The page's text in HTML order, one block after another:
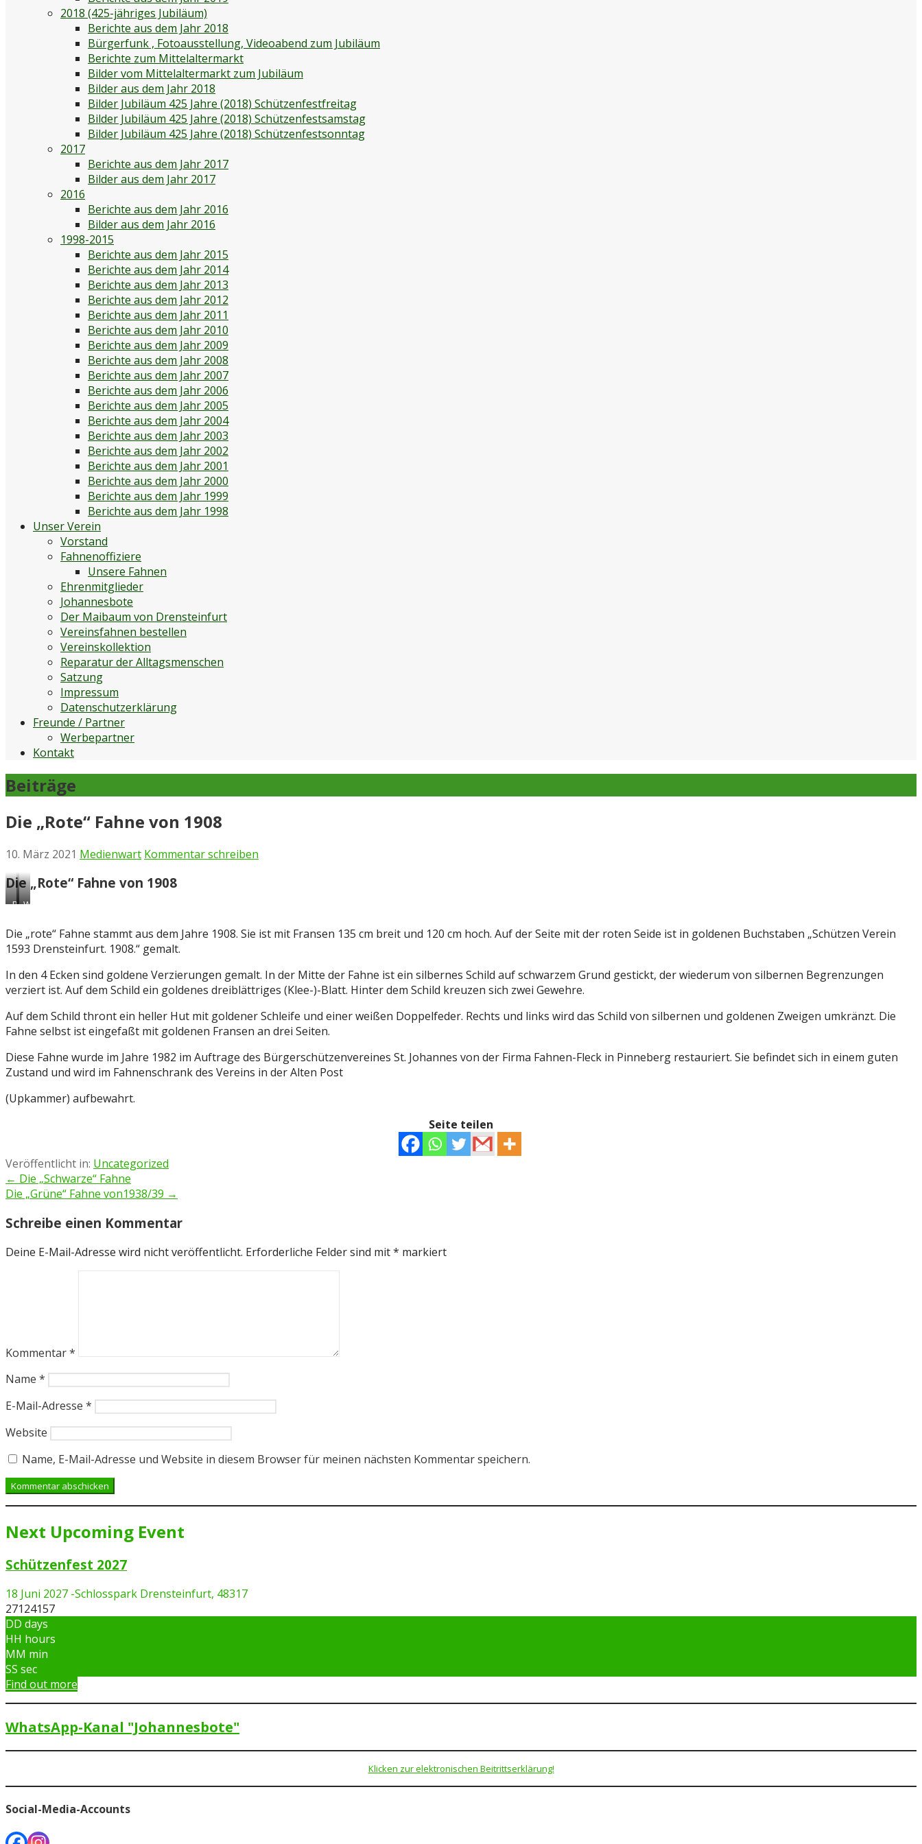
2018 (425-jähriges Jubiläum)
Berichte aus dem Jahr 2018
Bürgerfunk , Fotoausstellung, Videoabend zum Jubiläum
Berichte zum Mittelaltermarkt
Bilder vom Mittelaltermarkt zum Jubiläum
Bilder aus dem Jahr 2018
Bilder Jubiläum 425 Jahre (2018) Schützenfestfreitag
Bilder Jubiläum 425 Jahre (2018) Schützenfestsamstag
Bilder Jubiläum 425 Jahre (2018) Schützenfestsonntag
2017
Berichte aus dem Jahr 2017
Bilder aus dem Jahr 2017
2016
Berichte aus dem Jahr 2016
Bilder aus dem Jahr 2016
1998-2015
Berichte aus dem Jahr 2015
Berichte aus dem Jahr 2014
Berichte aus dem Jahr 2013
Berichte aus dem Jahr 2012
Berichte aus dem Jahr 2011
Berichte aus dem Jahr 2010
Berichte aus dem Jahr 2009
Berichte aus dem Jahr 2008
Berichte aus dem Jahr 2007
Berichte aus dem Jahr 2006
Berichte aus dem Jahr 2005
Berichte aus dem Jahr 2004
Berichte aus dem Jahr 2003
Berichte aus dem Jahr 2002
Berichte aus dem Jahr 2001
Berichte aus dem Jahr 2000
Berichte aus dem Jahr 1999
Berichte aus dem Jahr 1998
Unser Verein
Vorstand
Fahnenoffiziere
Unsere Fahnen
Ehrenmitglieder
Johannesbote
Der Maibaum von Drensteinfurt
Vereinsfahnen bestellen
Vereinskollektion
Reparatur der Alltagsmenschen
Satzung
Impressum
Datenschutzerklärung
Freunde / Partner
Werbepartner
Kontakt
Beiträge
Die „Rote“ Fahne von 1908
10. März 2021 Medienwart Kommentar schreiben
Die „Rote“ Fahne von 1908
RoteWeiße
Die „rote“ Fahne stammt aus dem Jahre 1908. Sie ist mit Fransen 135 cm breit und 120 cm hoch. Auf der Seite mit der roten Seide ist in goldenen Buchstaben „Schützen Verein
1593 Drensteinfurt. 1908.“ gemalt.
In den 4 Ecken sind goldene Verzierungen gemalt. In der Mitte der Fahne ist ein silbernes Schild auf schwarzem Grund gestickt, der wiederum von silbernen Begrenzungen
verziert ist. Auf dem Schild ein goldenes dreiblättriges (Klee-)-Blatt. Hinter dem Schild kreuzen sich zwei Gewehre.
Auf dem Schild thront ein heller Hut mit goldener Schleife und einer weißen Doppelfeder. Rechts und links wird das Schild von silbernen und goldenen Zweigen umkränzt. Die
Fahne selbst ist eingefaßt mit goldenen Fransen an drei Seiten.
Diese Fahne wurde im Jahre 1982 im Auftrage des Bürgerschützenvereines St. Johannes von der Firma Fahnen-Fleck in Pinneberg restauriert. Sie befindet sich in einem guten
Zustand und wird im Fahnenschrank des Vereins in der Alten Post
(Upkammer) aufbewahrt.
Seite teilen
Veröffentlicht in: Uncategorized
Beitragsnavigation
← Die „Schwarze“ Fahne
Die „Grüne“ Fahne von1938/39 →
Schreibe einen Kommentar
Deine E-Mail-Adresse wird nicht veröffentlicht. Erforderliche Felder sind mit* markiert
Kommentar*
Name *
E-Mail-Adresse *
Website
Name, E-Mail-Adresse und Website in diesem Browser für meinen nächsten Kommentar speichern.
Next Upcoming Event
Schützenfest 2027
18 Juni 2027 -Schlosspark Drensteinfurt, 48317
27124157
DD days
HH hours
MM min
SS sec
Find out more
WhatsApp-Kanal "Johannesbote"
Klicken zur elektronischen Beitrittserklärung!
Social-Media-Accounts